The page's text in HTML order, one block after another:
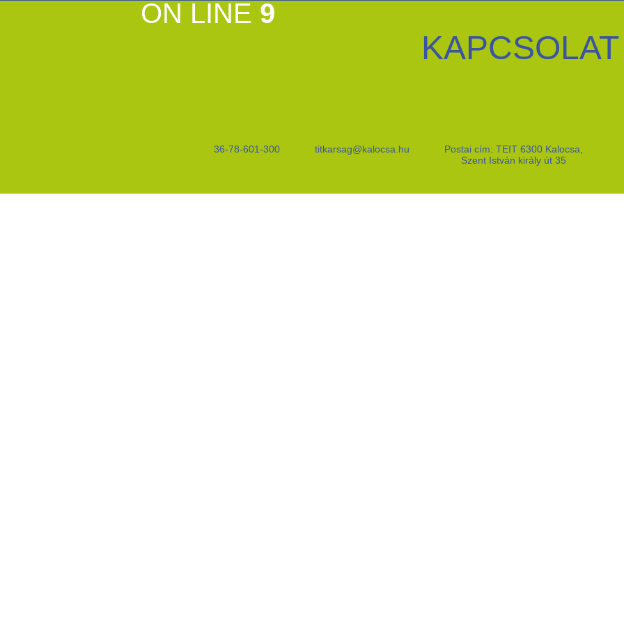
ON LINE 9
KAPCSOLAT
36-78-601-300 titkarsag@kalocsa.hu
Postai cím: TEIT 6300 Kalocsa,
Szent István király út 35